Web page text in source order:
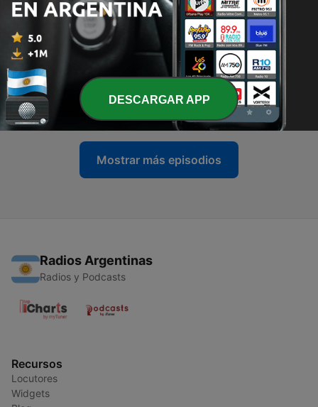
24 mayo 2017
7 - Orquesta Silbando - Que nadie sepa mi sufrir -
Gardel era francés
5 - Rudi Flores- Taquito Militar - Gardel era francés
24 mayo 2017
Mostrar más episodios
Radios Argentinas
Radios y Podcasts
Recursos
Locutores
Widgets
DESCARGAR APP